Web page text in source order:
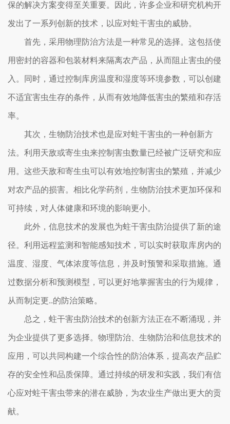
保的解决方案变得至关重要。因此，许多企业和研究机构开
发出了一系列创新的技术，以应对蛀干害虫的威胁。
首先，采用物理防治方法是一种常见的选择。这包括使
用密封的容器和包装材料来隔离农产品，从而阻止害虫的侵
入。同时，通过控制库房温度和湿度等环境参数，可以创建
不适宜害虫生存的条件，从而有效地降低害虫的繁殖和存活
率。
其次，生物防治技术也是应对蛀干害虫的一种创新方
法。利用天敌或寄生虫来控制害虫数量已经被广泛研究和应
用。这些天敌和寄生虫可以有效地控制害虫的繁殖，并减少
对农产品的损害。相比化学药剂，生物防治技术更加环保和
可持续，对人体健康和环境的影响更小。
此外，信息技术的发展也为蛀干害虫防治提供了新的途
径。利用远程监测和智能感知技术，可以实时获取库房内的
温度、湿度、气体浓度等信息，并及时预警和采取措施。通
过数据分析和预测模型，可以更好地掌握害虫的行为规律，
从而制定更..的防治策略。
总之，蛀干害虫防治技术的创新方法正在不断涌现，并
为企业提供了更多选择。物理防治、生物防治和信息技术的
应用，可以共同构建一个综合性的防治体系，提高农产品贮
存的安全性和品质保障。通过持续的研发和实践，我们有信
心应对蛀干害虫带来的潜在威胁，为农业生产做出更大的贡
献。